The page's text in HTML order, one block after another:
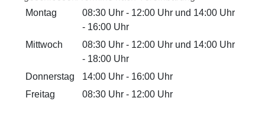
Montag
08:30 Uhr - 12:00 Uhr und 14:00 Uhr
- 16:00 Uhr
Mittwoch
08:30 Uhr - 12:00 Uhr und 14:00 Uhr
- 18:00 Uhr
Donnerstag
14:00 Uhr - 16:00 Uhr
Freitag
08:30 Uhr - 12:00 Uhr